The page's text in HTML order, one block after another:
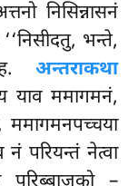
निसिन्नासनं
भन्ते,
अन्तराकथा
याव ममागमनं,
ममागमनपच्चया
परियन्तं नेत्वा